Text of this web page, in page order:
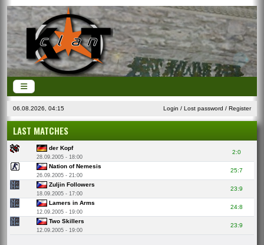
06.08.2026, 04:15 Login / Lost password / Register
LAST MATCHES
der Kopf
28.09.2005 - 18:00
2:0
Nation of Nemesis
26.09.2005 - 21:00
25:7
Zuljin Followers
18.09.2005 - 17:00
23:9
Lamers in Arms
12.09.2005 - 19:00
24:8
Two Skillers
12.09.2005 - 19:00
23:9